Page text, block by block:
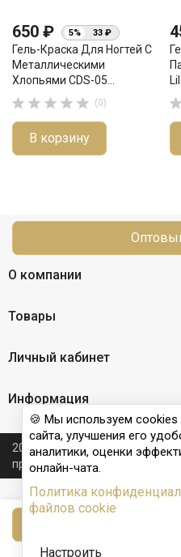
650 ₽ 5% 33 ₽
Гель-Краска Для Ногтей С
Металлическими
Хлопьями CDS-05...
     (0)
В корзину

О компании
Товары
Личный кабинет
Информация
2026 © Nail Club professional -
производителя бренда для
🍪 Мы используем
сайта, улучшения его
аналитики, оценки
онлайн-чата.
Политика
файлов cookie
Настроить